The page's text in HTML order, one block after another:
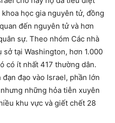
học gia nguyên tử, đồng
đến nguyên tử và hơn
sự. Theo nhóm Các nhà
tại Washington, hơn 1.000
có ít nhất 417 thường dân.
đạo vào Israel, phần lớn
những hỏa tiễn xuyên
khu vực và giết chết 28